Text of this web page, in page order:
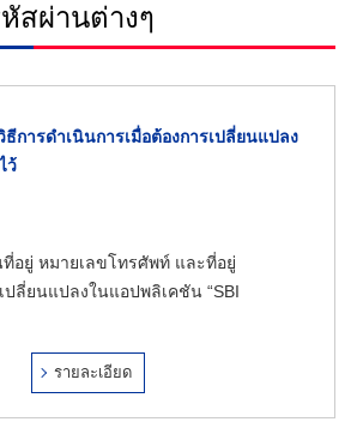
สผ่านต่างๆ
การดำเนินการเมื่อต้องการเปลี่ยนแปลง
ว้
ที่อยู่ หมายเลขโทรศัพท์ และที่อยู่
ปลี่ยนแปลงในแอปพลิเคชัน “SBI
รายละเอียด